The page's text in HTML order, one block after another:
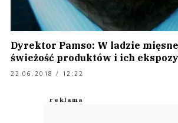
Dyrektor Pamso: W ladzie
świeżość produktów i ich
22.06.2018 / 12:22